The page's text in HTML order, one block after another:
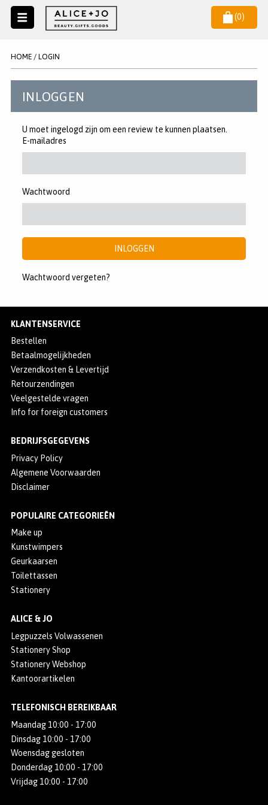
(0)
KAARSEN
STATIONERY
LEGPUZZELS
VERZORGING
MERKEN
REGISTREREN
KLANTENSERVICE
HOME/ LOGIN
INLOGGEN
U moet ingelogd zijn om een review te kunnen plaatsen.
E-mailadres
Wachtwoord
INLOGGEN
Wachtwoord vergeten?
KLANTENSERVICE
Bestellen
Betaalmogelijkheden
Verzendkosten & Levertijd
Retourzendingen
Veelgestelde vragen
Info for foreign customers
BEDRIJFSGEGEVENS
Privacy Policy
Algemene Voorwaarden
Disclaimer
POPULAIRE CATEGORIEËN
Make up
Kunstwimpers
Geurkaarsen
Toilettassen
Stationery
ALICE & JO
Legpuzzels Volwassenen
Stationery Shop
Stationery Webshop
Kantoorartikelen
TELEFONISCH BEREIKBAAR
Maandag 10:00 - 17:00
Dinsdag 10:00 - 17:00
Woensdag gesloten
Donderdag 10:00 - 17:00
Vrijdag 10:00 - 17:00